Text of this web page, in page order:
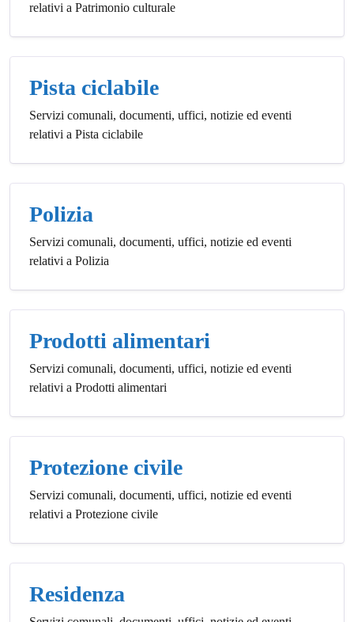
relativi a Patrimonio culturale
Pista ciclabile
Servizi comunali, documenti, uffici, notizie ed eventi
relativi a Pista ciclabile
Polizia
Servizi comunali, documenti, uffici, notizie ed eventi
relativi a Polizia
Prodotti alimentari
Servizi comunali, documenti, uffici, notizie ed eventi
relativi a Prodotti alimentari
Protezione civile
Servizi comunali, documenti, uffici, notizie ed eventi
relativi a Protezione civile
Residenza